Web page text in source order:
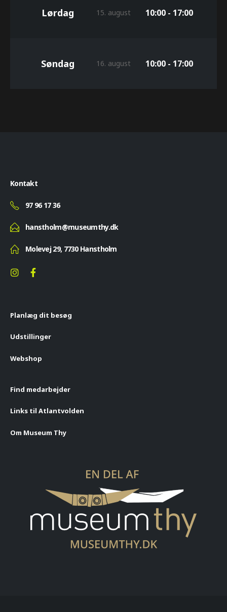
Lørdag 15. august 10:00 - 17:00
Søndag 16. august 10:00 - 17:00
Kontakt
97 96 17 36
hanstholm@museumthy.dk
Molevej 29, 7730 Hanstholm
Planlæg dit besøg
Udstillinger
Webshop
Find medarbejder
Links til Atlantvolden
Om Museum Thy